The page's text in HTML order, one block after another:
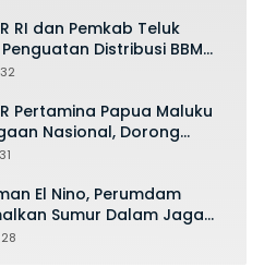
RI dan Pemkab Teluk
Distribusi BBM
32
Pertamina Papua Maluku
Nasional, Dorong
Ekonomi hingga
31
El Nino, Perumdam
Sumur Dalam Jaga
28